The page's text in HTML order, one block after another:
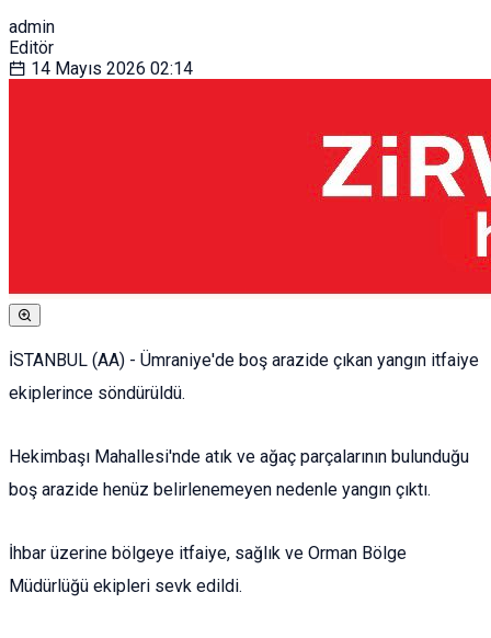
admin
Editör
14 Mayıs 2026 02:14
İSTANBUL (AA) - Ümraniye'de boş arazide çıkan yangın itfaiye
ekiplerince söndürüldü.
Hekimbaşı Mahallesi'nde atık ve ağaç parçalarının bulunduğu
boş arazide henüz belirlenemeyen nedenle yangın çıktı.
İhbar üzerine bölgeye itfaiye, sağlık ve Orman Bölge
Müdürlüğü ekipleri sevk edildi.